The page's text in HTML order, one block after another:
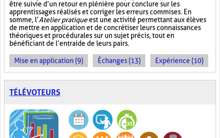
être suivie d’un retour en plénière pour conclure sur les
apprentissages réalisés et corriger les erreurs commises. En
somme, l’Atelier pratiqueest une activité permettant aux élèves
de mettre en application et de concrétiser leurs connaissances
théoriques et procédurales sur un sujet précis, tout en
bénéficiant de l’entraide de leurs pairs.
Mise en application (9) Échanges (13) Expérience (10)
TÉLÉVOTEURS